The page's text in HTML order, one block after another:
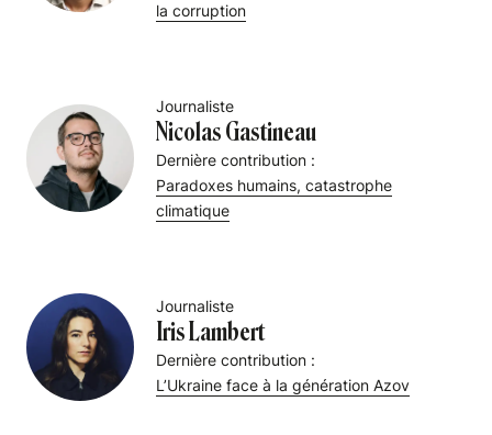
la corruption
Journaliste
Nicolas Gastineau
Dernière contribution :
Paradoxes humains, catastrophe
climatique
Journaliste
Iris Lambert
Dernière contribution :
L’Ukraine face à la génération Azov